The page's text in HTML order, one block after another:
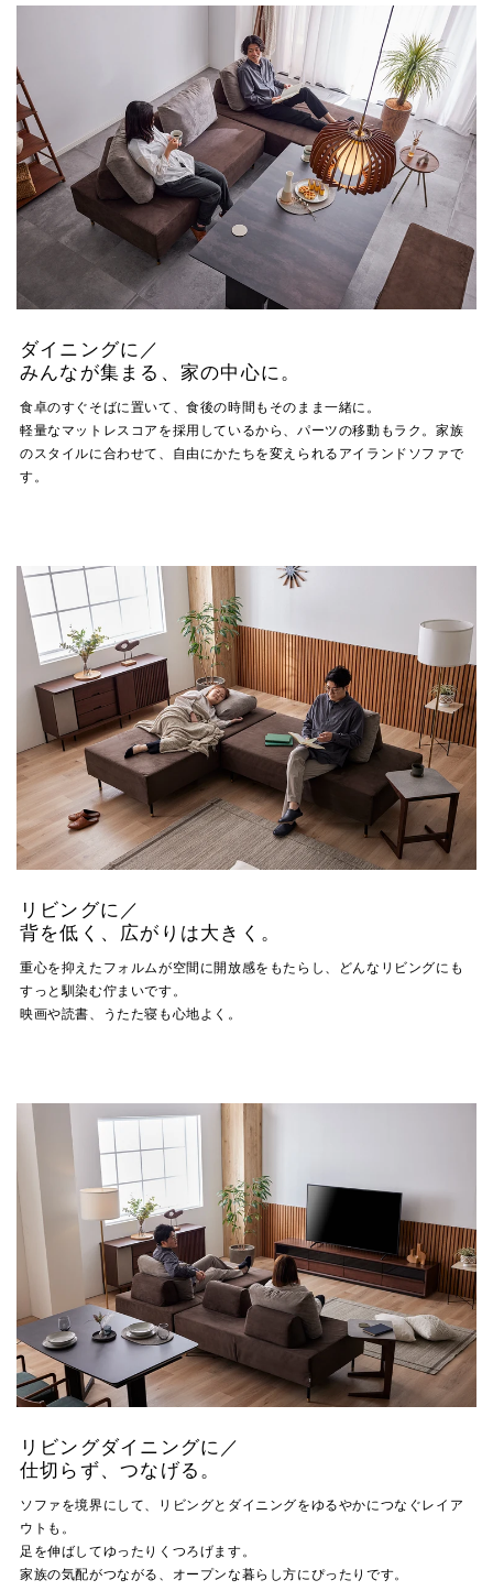
ダイニングに／
みんなが集まる、家の中心に。
食卓のすぐそばに置いて、食後の時間もそのまま一緒に。
軽量なマットレスコアを採用しているから、パーツの移動もラク。家族
のスタイルに合わせて、自由にかたちを変えられるアイランドソファで
す。
リビングに／
背を低く、広がりは大きく。
重心を抑えたフォルムが空間に開放感をもたらし、どんなリビングにも
すっと馴染む佇まいです。
映画や読書、うたた寝も心地よく。
リビングダイニングに／
仕切らず、つなげる。
ソファを境界にして、リビングとダイニングをゆるやかにつなぐレイア
ウトも。
足を伸ばしてゆったりくつろげます。
家族の気配がつながる、オープンな暮らし方にぴったりです。